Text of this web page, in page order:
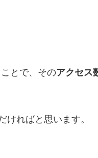
とで、そのアクセス
ればと思います。